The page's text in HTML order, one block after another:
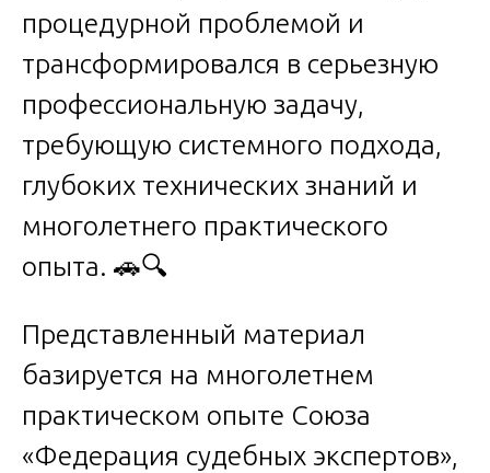
процедурной проблемой и
трансформировался в серьезную
профессиональную задачу,
требующую системного подхода,
глубоких технических знаний и
многолетнего практического
опыта. 🚗🔍
Представленный материал
базируется на многолетнем
практическом опыте Союза
«Федерация судебных экспертов»,